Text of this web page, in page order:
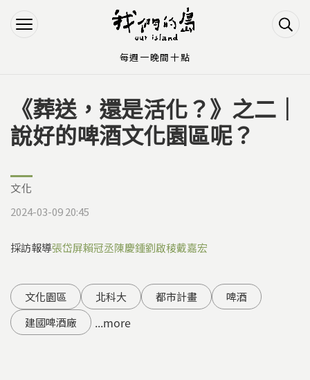
Jump to Navigation
Jump to Main content
您在這裡
《葬送，還是活化？》之二｜
說好的啤酒文化園區呢？
文化
2024-03-09 20:45
採訪報導張岱屏賴冠丞陳慶鍾劉啟稜戴嘉宏
文化園區 北科大 都市計畫
啤酒
建國啤酒廠
...more
每週一晚間十點